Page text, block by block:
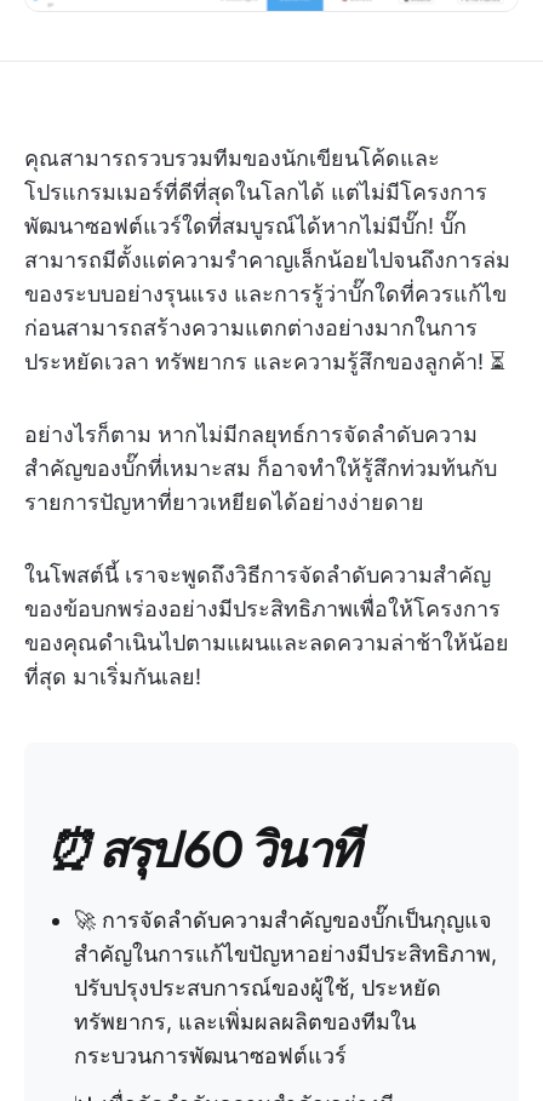
คุณสามารถรวบรวมทีมของนักเขียนโค้ดและ
โปรแกรมเมอร์ที่ดีที่สุดในโลกได้ แต่ไม่มีโครงการ
พัฒนาซอฟต์แวร์ใดที่สมบูรณ์ได้หากไม่มีบั๊ก! บั๊ก
สามารถมีตั้งแต่ความรำคาญเล็กน้อยไปจนถึงการล่ม
ของระบบอย่างรุนแรง และการรู้ว่าบั๊กใดที่ควรแก้ไข
ก่อนสามารถสร้างความแตกต่างอย่างมากในการ
ประหยัดเวลา ทรัพยากร และความรู้สึกของลูกค้า! ⏳
อย่างไรก็ตาม หากไม่มีกลยุทธ์การจัดลำดับความ
สำคัญของบั๊กที่เหมาะสม ก็อาจทำให้รู้สึกท่วมท้นกับ
รายการปัญหาที่ยาวเหยียดได้อย่างง่ายดาย
ในโพสต์นี้ เราจะพูดถึงวิธีการจัดลำดับความสำคัญ
ของข้อบกพร่องอย่างมีประสิทธิภาพเพื่อให้โครงการ
ของคุณดำเนินไปตามแผนและลดความล่าช้าให้น้อย
ที่สุด มาเริ่มกันเลย!
⏰ สรุป 60 วินาที
🚀 การจัดลำดับความสำคัญของบั๊กเป็นกุญแจ
สำคัญในการแก้ไขปัญหาอย่างมีประสิทธิภาพ,
ปรับปรุงประสบการณ์ของผู้ใช้, ประหยัด
ทรัพยากร, และเพิ่มผลผลิตของทีมใน
กระบวนการพัฒนาซอฟต์แวร์